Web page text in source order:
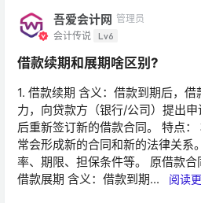
吾爱会计网 管理员
会计传说 Lv6
借款续期和展期啥区别?
1. 借款续期 含义：借款到期后，
力，向贷款方（银行/公司）提出
后重新签订新的借款合同。 特点：
常会形成新的合同和新的法律关系
率、期限、担保条件等。 原借款
借款展期 含义：借款到期...
阅读